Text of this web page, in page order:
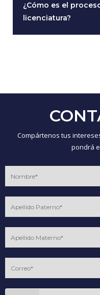
¿Cómo es el
licenciatura?
Compártenos tus
pondrá